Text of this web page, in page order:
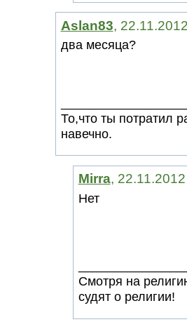
Aslan83,
два месяца?
То,что ты потратил
навечно.
Mirra,
Нет
Смотря на
судят о религии!